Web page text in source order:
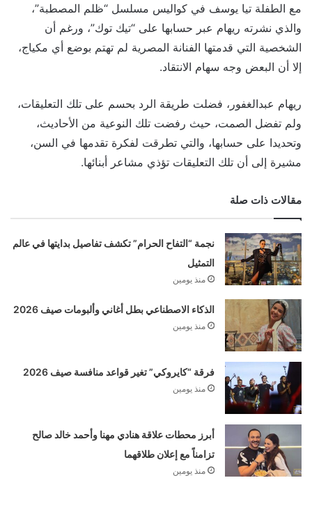
مع الطفلة تيا يوسف في كواليس مسلسل “ظلم المصطبة”،
والذي نشرته ريهام عبر حسابها على “تيك توك”، ورغم أن
الشخصية التي قدمتها الفنانة المصرية لم تهتم بوضع أي مكياج،
إلا أن البعض وجه سهام الانتقاد.
ريهام عبدالغفور، فضلت طريقة الرد بحسم على تلك التعليقات،
ولم تفضل الصمت، حيث رفضت تلك النوعية من الأحاديث،
وتحديدا على حسابها، والتي تطرقت لفكرة تقدمها في السن،
مشيرة إلى أن تلك التعليقات تؤذي مشاعر أبنائها.
مقالات ذات صلة
نجمة “التفاح الحرام” تكشف تفاصيل بدايتها في عالم
التمثيل
منذ يومين
الذكاء الاصطناعي بطل أغاني وألبومات صيف 2026
منذ يومين
فرقة “كايروكي” تغير قواعد منافسة صيف 2026
منذ يومين
أبرز محطات علاقة هنادي مهنا وأحمد خالد صالح
تزامناً مع إعلان طلاقهما
منذ يومين